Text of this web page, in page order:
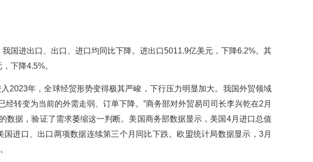
国进出口、出口、进口均同比下降。进出口5011.9亿美元，下降6.2%。其
下降4.5%。
2023年，全球经贸形势变得极其严峻，下行压力明显加大。我国外贸领域
转变为当前的外需走弱、订单下降。”商务部对外贸易司司长李兴乾在2月
数据，验证了需求萎缩这一判断。美国商务部数据显示，美国4月进口总值
进口、出口两项数据连续第三个月同比下跌。欧盟统计局数据显示，3月